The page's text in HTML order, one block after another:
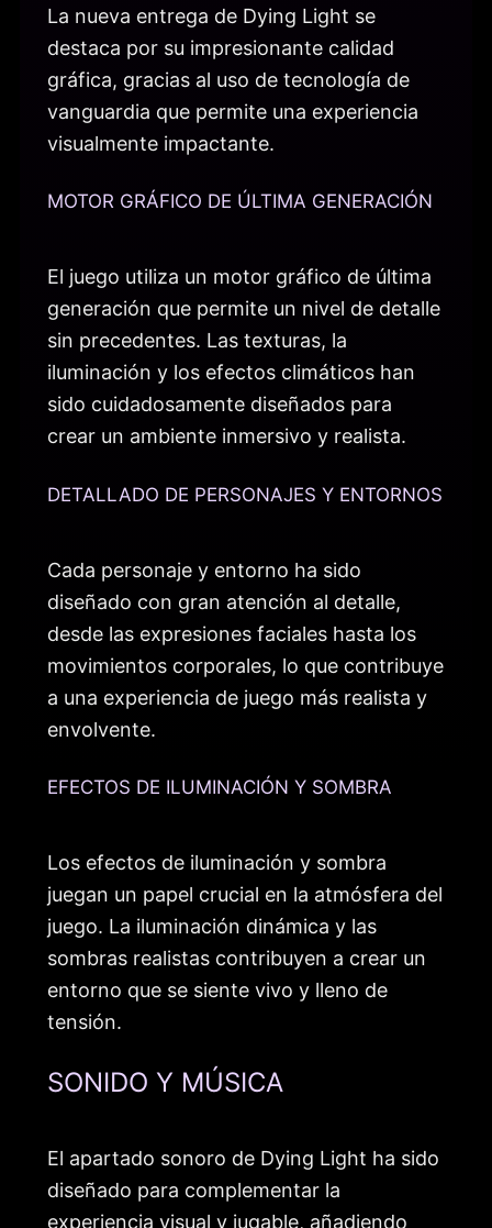
La nueva entrega de Dying Light se
destaca por su impresionante calidad
gráfica, gracias al uso de tecnología de
vanguardia que permite una experiencia
visualmente impactante.
MOTOR GRÁFICO DE ÚLTIMA GENERACIÓN
El juego utiliza un motor gráfico de última
generación que permite un nivel de detalle
sin precedentes. Las texturas, la
iluminación y los efectos climáticos han
sido cuidadosamente diseñados para
crear un ambiente inmersivo y realista.
DETALLADO DE PERSONAJES Y ENTORNOS
Cada personaje y entorno ha sido
diseñado con gran atención al detalle,
desde las expresiones faciales hasta los
movimientos corporales, lo que contribuye
a una experiencia de juego más realista y
envolvente.
EFECTOS DE ILUMINACIÓN Y SOMBRA
Los efectos de iluminación y sombra
juegan un papel crucial en la atmósfera del
juego. La iluminación dinámica y las
sombras realistas contribuyen a crear un
entorno que se siente vivo y lleno de
tensión.
SONIDO Y MÚSICA
El apartado sonoro de Dying Light ha sido
diseñado para complementar la
experiencia visual y jugable, añadiendo